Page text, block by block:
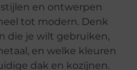
en ontwerpen
tot modern. Denk
die je wilt gebruiken,
en welke kleuren
dak en kozijnen.